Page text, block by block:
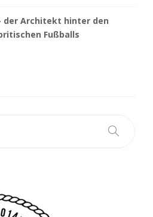
der Architekt hinter den
Fußballs